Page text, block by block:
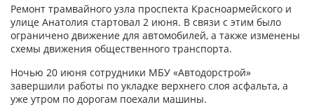
Ремонт трамвайного узла проспекта Красноармейского и
улице Анатолия стартовал 2 июня. В связи с этим было
ограничено движение для автомобилей, а также изменены
схемы движения общественного транспорта.
Ночью 20 июня сотрудники МБУ «Автодорстрой»
завершили работы по укладке верхнего слоя асфальта, а
уже утром по дорогам поехали машины.